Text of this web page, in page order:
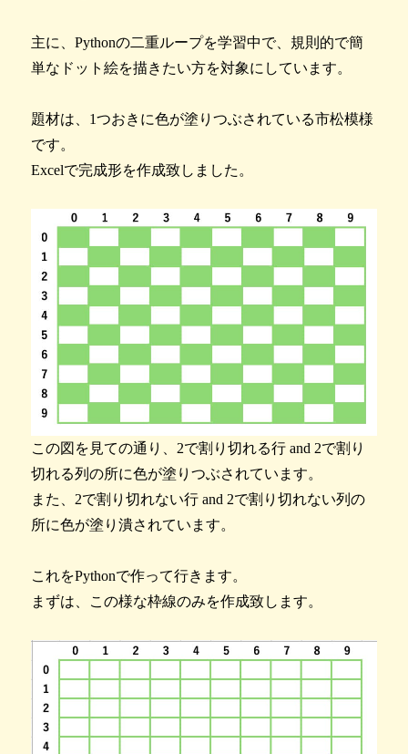
主に、Pythonの二重ループを学習中で、規則的で簡
単なドット絵を描きたい方を対象にしています。
題材は、1つおきに色が塗りつぶされている市松模様
です。
Excelで完成形を作成致しました。
この図を見ての通り、2で割り切れる行 and 2で割り
切れる列の所に色が塗りつぶされています。
また、2で割り切れない行 and 2で割り切れない列の
所に色が塗り潰されています。
これをPythonで作って行きます。
まずは、この様な枠線のみを作成致します。